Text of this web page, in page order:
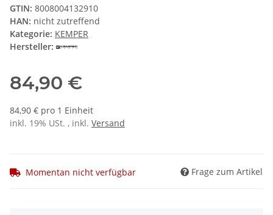
GTIN: 8008004132910
HAN: nicht zutreffend
Kategorie: KEMPER
Hersteller:
84,90 €
84,90 € pro 1 Einheit
inkl. 19% USt. , inkl. Versand
Momentan nicht verfügbar Frage zum Artikel